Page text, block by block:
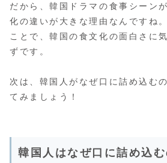
だから、韓国ドラマの食事シーン
化の違いが大きな理由なんですね
ことで、韓国の食文化の面白さに
ずです。
次は、韓国人がなぜ口に詰め込む
てみましょう！
韓国人はなぜ口に詰め込む